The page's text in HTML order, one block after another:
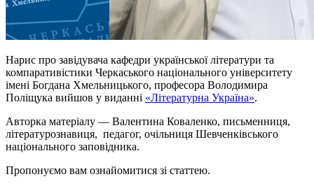
Нарис про завідувача кафедри української літератури та
компаративістики Черкаського національного університету
імені Богдана Хмельницького, професора Володимира
Поліщука вийшов у виданні «Літературна Україна».
Авторка матеріалу — Валентина Коваленко, письменниця,
літературознавиця, педагог, очільниця Шевченківського
національного заповідника.
Пропонуємо вам ознайомитися зі статтею.